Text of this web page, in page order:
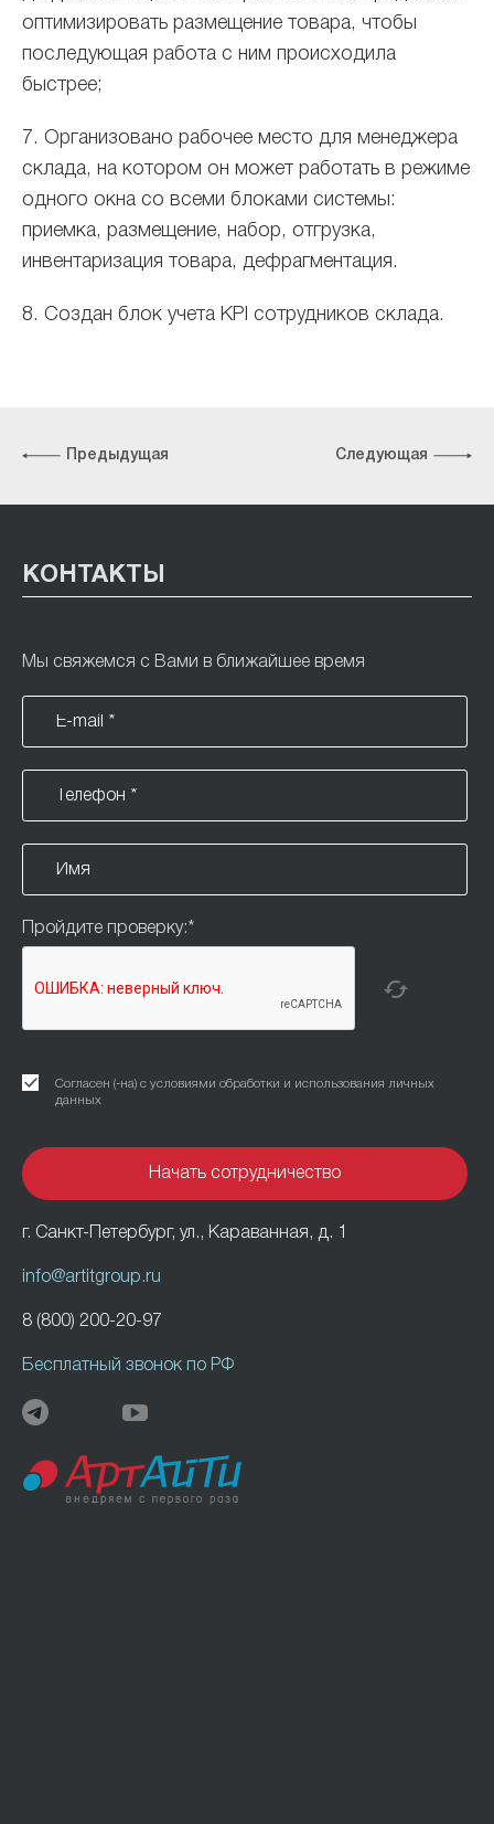
оптимизировать размещение товара, чтобы
последующая работа с ним происходила
быстрее;
7. Организовано рабочее место для менеджера
склада, на котором он может работать в режиме
одного окна со всеми блоками системы:
приемка, размещение, набор, отгрузка,
инвентаризация товара, дефрагментация.
8. Создан блок учета KPI сотрудников склада.
Предыдущая Следующая
КОНТАКТЫ
Мы свяжемся с Вами в ближайшее время
Пройдите проверку:*
Согласен (-на) с условиями обработки и использования личных
данных
г. Санкт-Петербург, ул., Караванная, д. 1
info@artitgroup.ru
8 (800) 200-20-97
Бесплатный звонок по РФ